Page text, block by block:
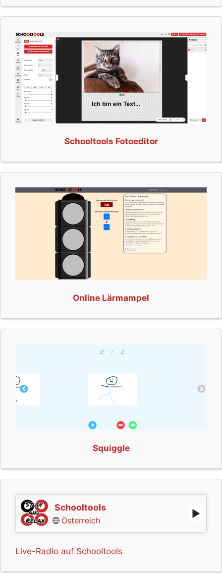
Schooltools Fotoeditor
Online Lärmampel
Squiggle
Schooltools
Österreich
Live-Radio auf Schooltools